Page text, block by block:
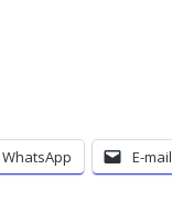
WhatsApp E-mail